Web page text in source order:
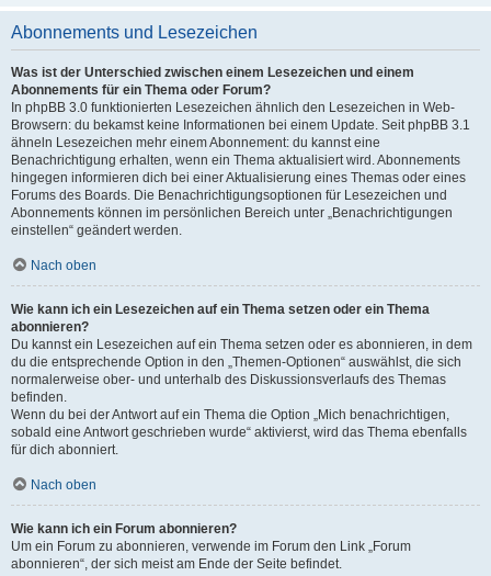
Abonnements und Lesezeichen
Was ist der Unterschied zwischen einem Lesezeichen und einem
Abonnements für ein Thema oder Forum?
In phpBB 3.0 funktionierten Lesezeichen ähnlich den Lesezeichen in Web-
Browsern: du bekamst keine Informationen bei einem Update. Seit phpBB 3.1
ähneln Lesezeichen mehr einem Abonnement: du kannst eine
Benachrichtigung erhalten, wenn ein Thema aktualisiert wird. Abonnements
hingegen informieren dich bei einer Aktualisierung eines Themas oder eines
Forums des Boards. Die Benachrichtigungsoptionen für Lesezeichen und
Abonnements können im persönlichen Bereich unter „Benachrichtigungen
einstellen“ geändert werden.
Nach oben
Wie kann ich ein Lesezeichen auf ein Thema setzen oder ein Thema
abonnieren?
Du kannst ein Lesezeichen auf ein Thema setzen oder es abonnieren, in dem
du die entsprechende Option in den „Themen-Optionen“ auswählst, die sich
normalerweise ober- und unterhalb des Diskussionsverlaufs des Themas
befinden.
Wenn du bei der Antwort auf ein Thema die Option „Mich benachrichtigen,
sobald eine Antwort geschrieben wurde“ aktivierst, wird das Thema ebenfalls
für dich abonniert.
Nach oben
Wie kann ich ein Forum abonnieren?
Um ein Forum zu abonnieren, verwende im Forum den Link „Forum
abonnieren“, der sich meist am Ende der Seite befindet.